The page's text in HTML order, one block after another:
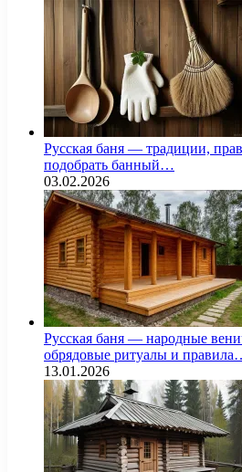
Русская баня — традиции,
подобрать банный…
03.02.2026
Русская баня — народные
обрядовые ритуалы и
13.01.2026